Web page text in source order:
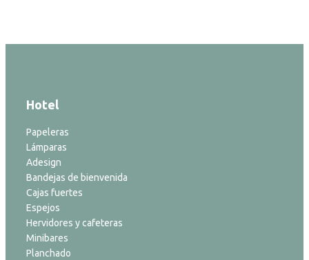
Hotel
Papeleras
Lámparas
Adesign
Bandejas de bienvenida
Cajas fuertes
Espejos
Hervidores y cafeteras
Minibares
Planchado